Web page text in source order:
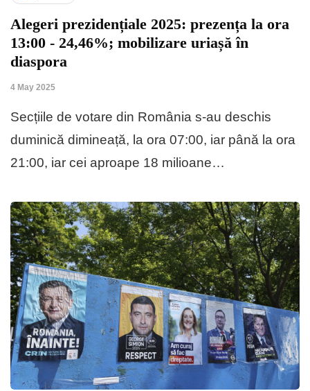
Alegeri prezidențiale 2025: prezența la ora
13:00 - 24,46%; mobilizare uriașă în
diaspora
4 May 2025
Secțiile de votare din România s-au deschis
duminică dimineață, la ora 07:00, iar până la ora
21:00, iar cei aproape 18 milioane…